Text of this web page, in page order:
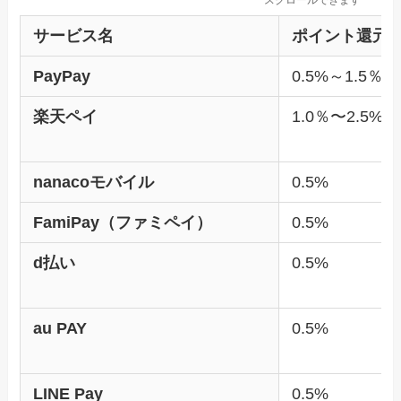
サービス名 ポイント還元
PayPay 0.5%～1.5％
楽天ペイ 1.0％〜2.5%
nanacoモバイル 0.5%
FamiPay（ファミペイ） 0.5%
d払い 0.5%
au PAY 0.5%
LINE Pay 0.5%